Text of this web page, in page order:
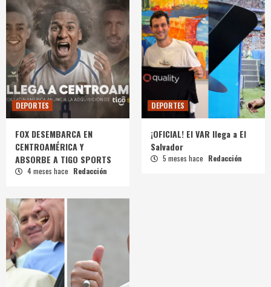
DEPORTES
FOX DESEMBARCA EN
CENTROAMÉRICA Y
ABSORBE A TIGO SPORTS
4 meses hace Redacción
DEPORTES
¡OFICIAL! El VAR llega a El
Salvador
5 meses hace Redacción